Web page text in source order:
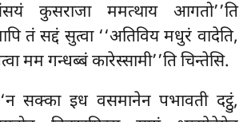
कुसराजा ममत्थाय आगतो’’ति
तं सद्दं सुत्वा ‘‘अतिविय मधुरं वादेति,
मम गन्धब्बं कारेस्सामी’’ति चिन्तेसि.
सक्का इध वसमानेन पभावती दट्ठुं,